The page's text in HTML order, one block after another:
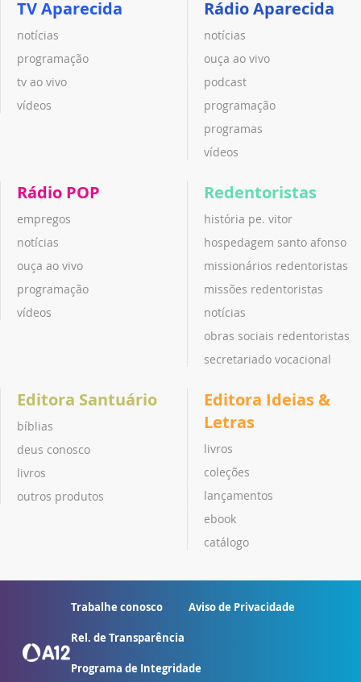
TV Aparecida
notícias
programação
tv ao vivo
vídeos
Rádio Aparecida
notícias
ouça ao vivo
podcast
programação
programas
vídeos
Rádio POP
empregos
notícias
ouça ao vivo
programação
vídeos
Redentoristas
história pe. vitor
hospedagem santo afonso
missionários redentoristas
missões redentoristas
notícias
obras sociais redentoristas
secretariado vocacional
Editora Santuário
bíblias
deus conosco
livros
outros produtos
Editora Ideias &
Letras
livros
coleções
lançamentos
ebook
catálogo
Trabalhe conosco Aviso de Privacidade
Rel. de Transparência
Programa de Integridade